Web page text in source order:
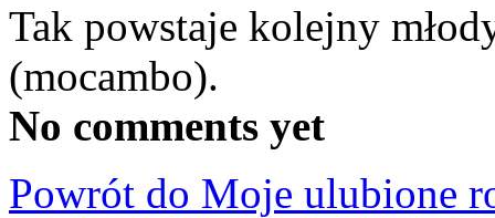
Tak powstaje kolejny
(mocambo).
No comments yet
Powrót do Moje ulubione